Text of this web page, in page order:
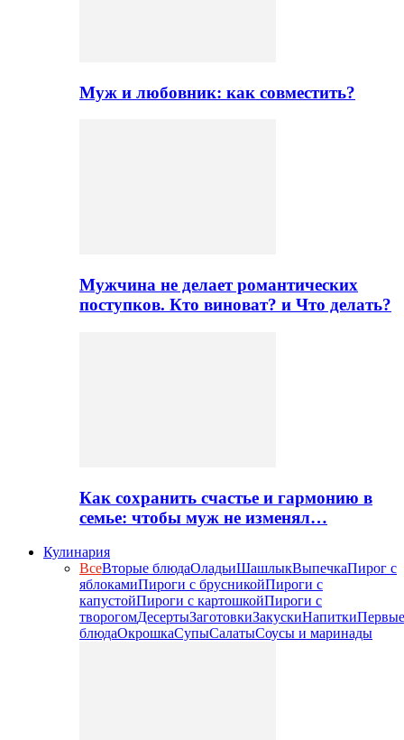
Муж и любовник: как совместить?
Мужчина не делает романтических
поступков. Кто виноват? и Что делать?
Как сохранить счастье и гармонию в
семье: чтобы муж не изменял…
Кулинария
ВсеВторые блюдаОладьиШашлыкВыпечкаПирог с
яблокамиПироги с брусникойПироги с
капустойПироги с картошкойПироги с
творогомДесертыЗаготовкиЗакускиНапиткиПервые
блюдаОкрошкаСупыСалатыСоусы и маринады